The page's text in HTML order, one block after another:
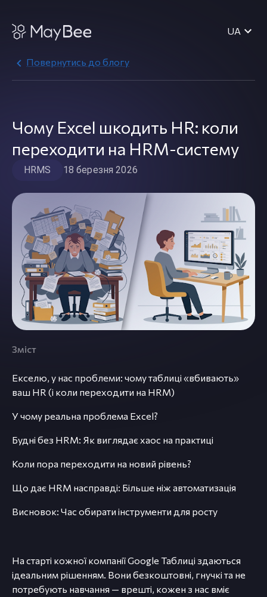
UA
Повернутись до блогу
Чому Excel шкодить HR: коли
переходити на HRM-систему
HRMS 18 березня 2026
Зміст
Екселю, у нас проблеми: чому таблиці «вбивають»
ваш HR (і коли переходити на HRM)
У чому реальна проблема Excel?
Будні без HRM: Як виглядає хаос на практиці
Коли пора переходити на новий рівень?
Що дає HRM насправді: Більше ніж автоматизація
Висновок: Час обирати інструменти для росту
На старті кожної компанії Google Таблиці здаються
ідеальним рішенням. Вони безкоштовні, гнучкі та не
потребують навчання — врешті, кожен з нас вміє